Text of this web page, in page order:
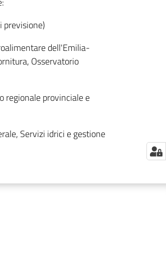
previsione)
dell'Emilia-
Osservatorio
regionale provinciale e
Servizi idrici e gestione